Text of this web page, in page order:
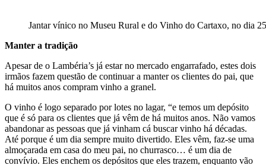
Jantar vínico no Museu Rural e do Vinho do Cartaxo, no dia
Manter a tradição
Apesar de o Lambéria’s já estar no mercado engarrafado, estes dois
irmãos fazem questão de continuar a manter os clientes do pai, que
há muitos anos compram vinho a granel.
O vinho é logo separado por lotes no lagar, “e temos um depósito
que é só para os clientes que já vêm de há muitos anos. Não vamos
abandonar as pessoas que já vinham cá buscar vinho há décadas.
Até porque é um dia sempre muito divertido. Eles vêm, faz-se uma
almoçarada em casa do meu pai, no churrasco… é um dia de
convívio. Eles enchem os depósitos que eles trazem, enquanto vão